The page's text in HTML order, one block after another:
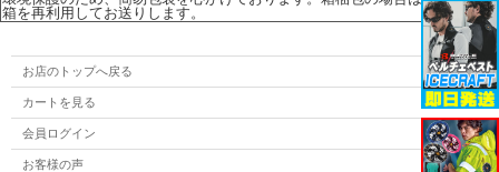
箱を再利用してお送りします。
お店のトップへ戻る
カートを見る
会員ログイン
お客様の声